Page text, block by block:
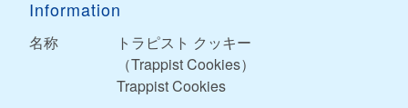
Information
名称
トラピスト クッキー
（Trappist Cookies）
Trappist Cookies